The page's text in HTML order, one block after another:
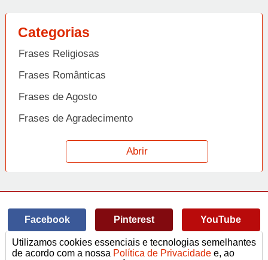
Categorias
Frases Religiosas
Frases Românticas
Frases de Agosto
Frases de Agradecimento
Frases de Amizade
Frases de Amor
Frases de Arrependimento
Frases de Atitude
Abrir
Facebook Pinterest YouTube
© Copyright 2014-2022A Frase.
Utilizamos cookies essenciais e tecnologias semelhantes
de acordo com a nossa Política de Privacidade e, ao